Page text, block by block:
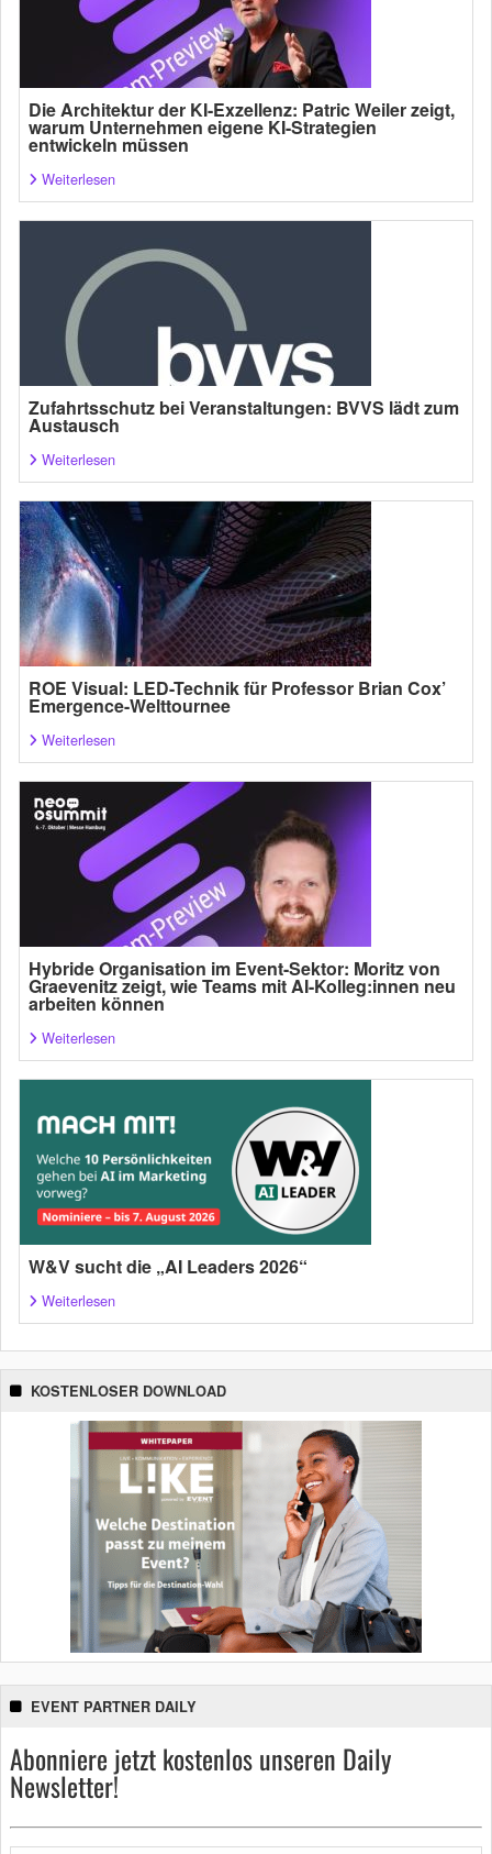
Die Architektur der KI-Exzellenz: Patric Weiler zeigt,
warum Unternehmen eigene KI-Strategien
entwickeln müssen
Weiterlesen
Zufahrtsschutz bei Veranstaltungen: BVVS lädt zum
Austausch
Weiterlesen
ROE Visual: LED-Technik für Professor Brian Cox’
Emergence-Welttournee
Weiterlesen
Hybride Organisation im Event-Sektor: Moritz von
Graevenitz zeigt, wie Teams mit AI-Kolleg:innen neu
arbeiten können
Weiterlesen
W&V sucht die „AI Leaders 2026“
Weiterlesen
KOSTENLOSER DOWNLOAD
EVENT PARTNER DAILY
Abonniere jetzt kostenlos unseren Daily
Newsletter!